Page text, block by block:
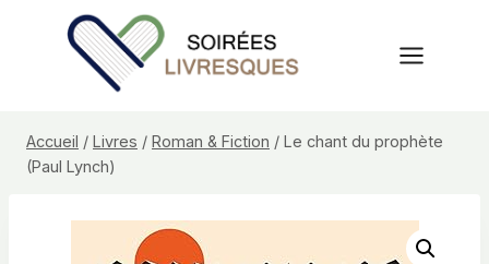
Accueil / Livres / Roman & Fiction / Le chant du prophète
(Paul Lynch)